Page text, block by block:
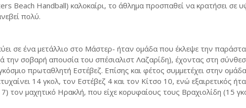
Beach Handball) καλοκαίρι, το άθλημα προσπαθεί να κρατήσει σε
πολύ.
σε ένα μετάλλιο στο Μάστερ- ήταν ομάδα που έκλεψε την
την σοβαρή απουσία του σπέσιαλιστ Λαζαρίδη), έχοντας στη
πρωταθλητή Εστέβεζ. Επίσης και φέτος συμμετέχει στην
14 γκολ, τον Εστέβεζ 4 και τον Κίτσο 10, ενώ εξαιρετικός
τον μαχητικό Ηρακλή, που είχε κορυφαίους τους Βραχιολίδη (15